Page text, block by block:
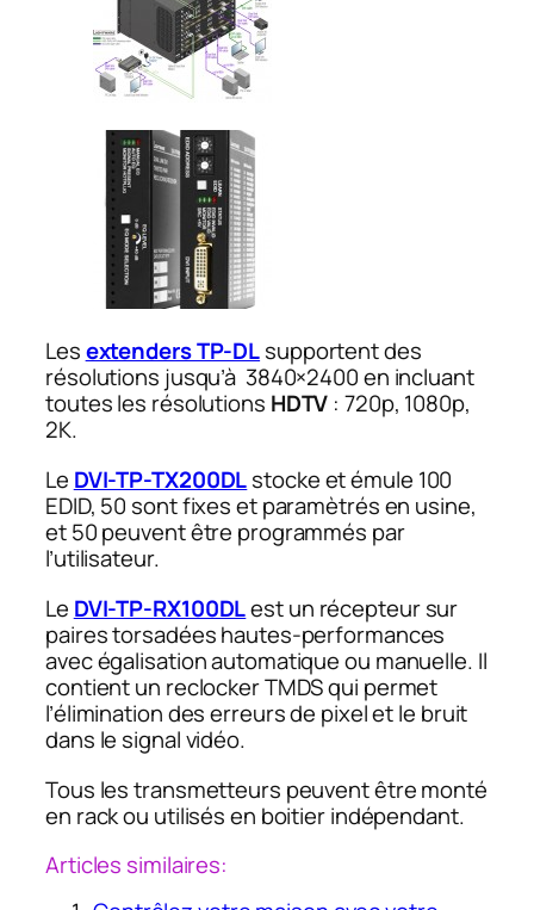
Lesextenders TP-DLsupportent des
résolutions jusqu’à 3840×2400 en incluant
toutes les résolutions HDTV : 720p, 1080p,
2K.
Le DVI-TP-TX200DLstocke et émule 100
EDID, 50 sont fixes et paramètrés en usine,
et 50 peuvent être programmés par
l’utilisateur.
Le DVI-TP-RX100DLest un récepteur sur
paires torsadées hautes-performances
avec égalisation automatique ou manuelle. Il
contient un reclocker TMDS qui permet
l’élimination des erreurs de pixel et le bruit
dans le signal vidéo.
Tous les transmetteurs peuvent être monté
en rack ou utilisés en boitier indépendant.
Articles similaires: